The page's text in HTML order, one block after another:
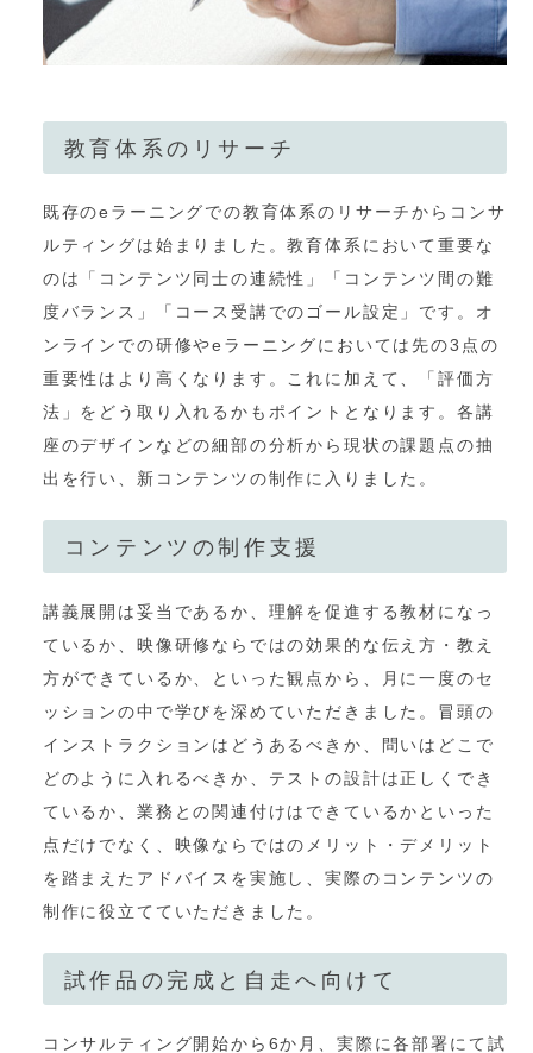
教育体系のリサーチ
既存のeラーニングでの教育体系のリサーチからコンサ
ルティングは始まりました。教育体系において重要な
のは「コンテンツ同士の連続性」「コンテンツ間の難
度バランス」「コース受講でのゴール設定」です。オ
ンラインでの研修やeラーニングにおいては先の3点の
重要性はより高くなります。これに加えて、「評価方
法」をどう取り入れるかもポイントとなります。各講
座のデザインなどの細部の分析から現状の課題点の抽
出を行い、新コンテンツの制作に入りました。
コンテンツの制作支援
講義展開は妥当であるか、理解を促進する教材になっ
ているか、映像研修ならではの効果的な伝え方・教え
方ができているか、といった観点から、月に一度のセ
ッションの中で学びを深めていただきました。冒頭の
インストラクションはどうあるべきか、問いはどこで
どのように入れるべきか、テストの設計は正しくでき
ているか、業務との関連付けはできているかといった
点だけでなく、映像ならではのメリット・デメリット
を踏まえたアドバイスを実施し、実際のコンテンツの
制作に役立てていただきました。
試作品の完成と自走へ向けて
コンサルティング開始から6か月、実際に各部署にて試